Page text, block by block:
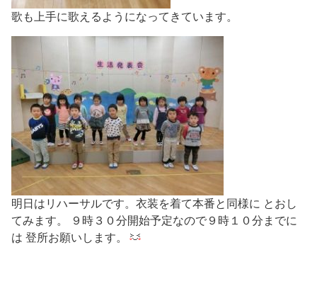
歌も上手に歌えるようになってきています。
明日はリハーサルです。衣装を着て本番と同様に とおし
てみます。 ９時３０分開始予定なので９時１０分までに
は 登所お願いします。